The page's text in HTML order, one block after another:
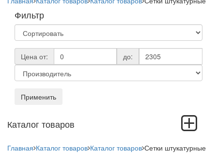
Фильтр
Цена от: до:
Применить
Каталог товаров
Toggle
navigation
Главная Каталог товаров Каталог товаров Сетки штукатурные